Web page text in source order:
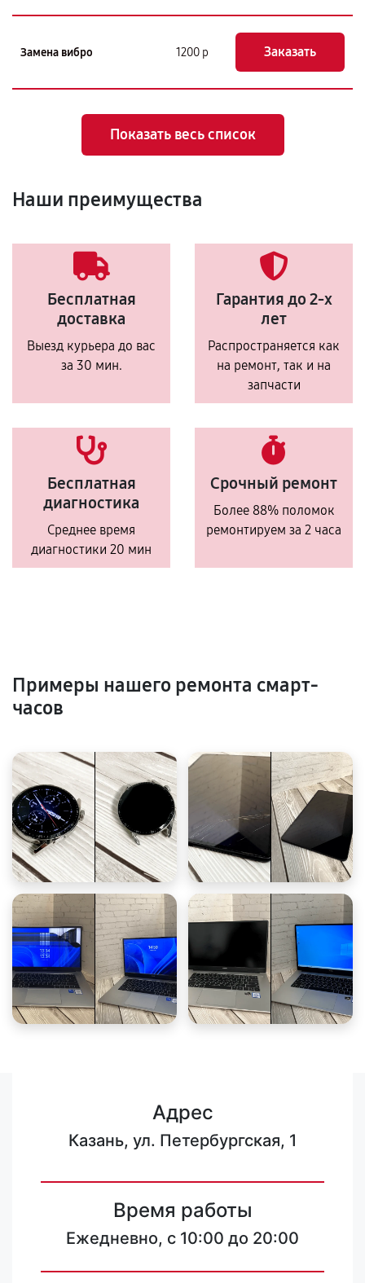
Замена вибро 1200 р Заказать
Показать весь список
Наши преимущества
Бесплатная
доставка
Выезд курьера до вас
за 30 мин.
Гарантия до 2-х
лет
Распространяется как
на ремонт, так и на
запчасти
Бесплатная
диагностика
Среднее время
диагностики 20 мин
Срочный ремонт
Более 88% поломок
ремонтируем за 2 часа
Примеры нашего ремонта смарт-
часов
Адрес
Казань, ул. Петербургская, 1
Время работы
Ежедневно, с 10:00 до 20:00